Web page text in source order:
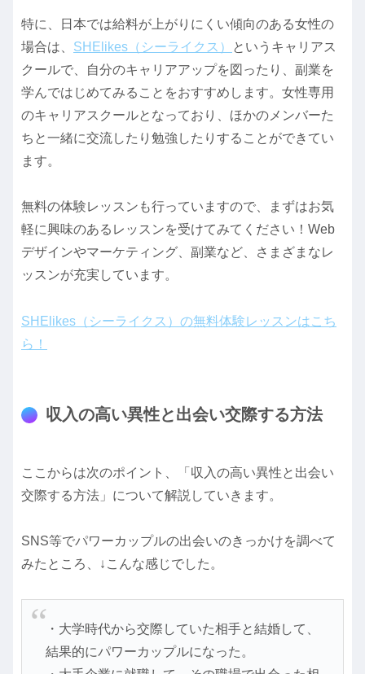
特に、日本では給料が上がりにくい傾向のある女性の
場合は、 SHElikes（シーライクス）
というキャリアス
クールで、自分のキャリアアップを図ったり、副業を
学んではじめてみることをおすすめします。女性専用
のキャリアスクールとなっており、ほかのメンバーた
ちと一緒に交流したり勉強したりすることができてい
ます。
無料の体験レッスンも行っていますので、まずはお気
軽に興味のあるレッスンを受けてみてください！Web
デザインやマーケティング、副業など、さまざまなレ
ッスンが充実しています。
SHElikes（シーライクス）の無料体験レッスンはこち
ら！
収入の高い異性と出会い交際する方法
ここからは次のポイント、「収入の高い異性と出会い
交際する方法」について解説していきます。
SNS等でパワーカップルの出会いのきっかけを調べて
みたところ、↓こんな感じでした。
・大学時代から交際していた相手と結婚して、
結果的にパワーカップルになった。